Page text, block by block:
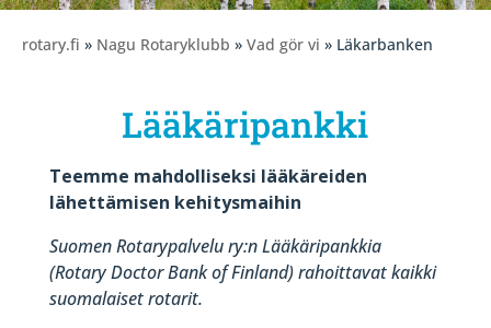
rotary.fi » Nagu Rotaryklubb » Vad gör vi » Läkarbanken
Lääkäripankki
Teemme mahdolliseksi lääkäreiden
lähettämisen kehitysmaihin
Suomen Rotarypalvelu ry:n Lääkäripankkia
(Rotary Doctor Bank of Finland) rahoittavat kaikki
suomalaiset rotarit.